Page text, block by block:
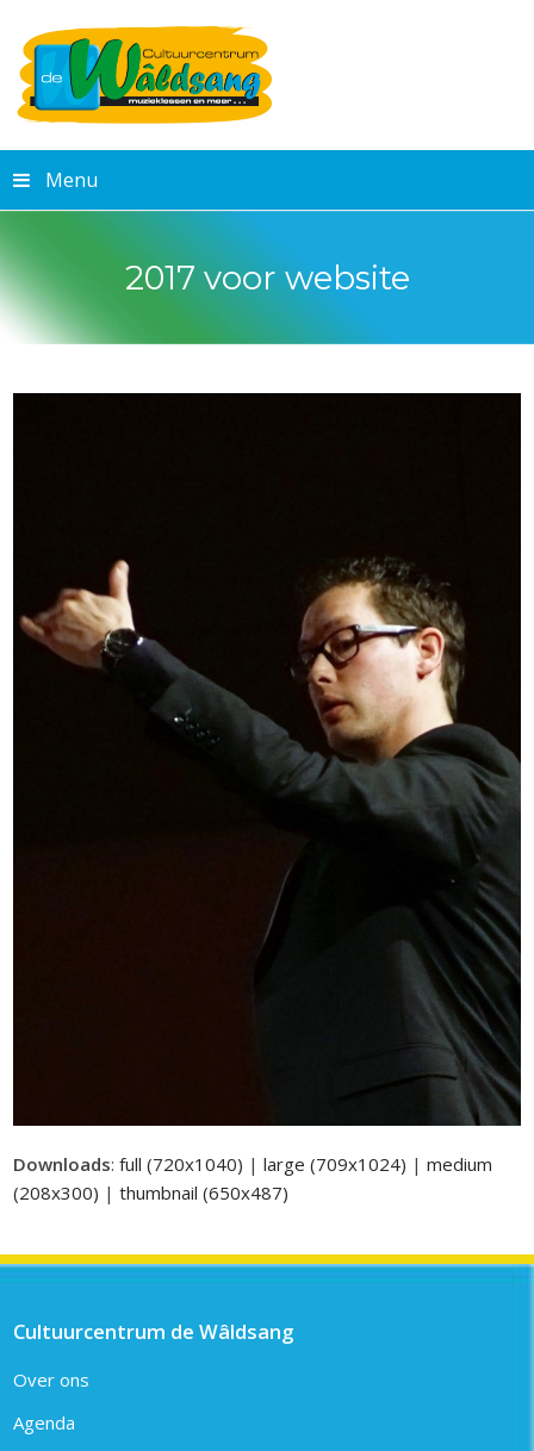
Menu
2017 voor website
Downloads:full (720x1040) |large (709x1024) |medium
(208x300) |thumbnail (650x487)
Cultuurcentrum de Wâldsang
Over ons
Agenda